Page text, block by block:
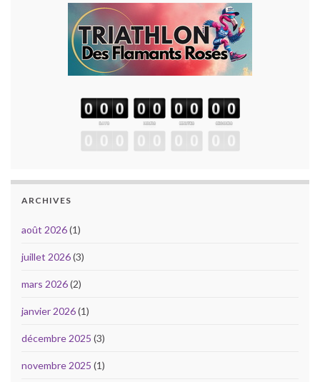
ARCHIVES
août 2026(1)
juillet 2026(3)
mars 2026(2)
janvier 2026(1)
décembre 2025 (3)
novembre 2025 (1)